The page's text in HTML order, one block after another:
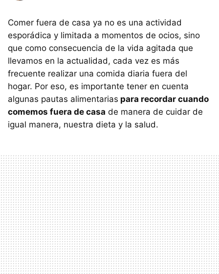
Comer fuera de casa ya no es una actividad
esporádica y limitada a momentos de ocios, sino
que como consecuencia de la vida agitada que
llevamos en la actualidad, cada vez es más
frecuente realizar una comida diaria fuera del
hogar. Por eso, es importante tener en cuenta
algunas pautas alimentarias para recordar cuando
comemos fuera de casa de manera de cuidar de
igual manera, nuestra dieta y la salud.